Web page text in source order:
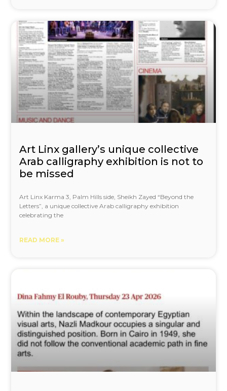
Art Linx gallery’s unique collective
Arab calligraphy exhibition is not to
be missed
Art Linx Karma 3, Palm Hills side, Sheikh Zayed “Beyond the
Letters”, a unique collective Arab calligraphy exhibition
celebrating the
READ MORE »